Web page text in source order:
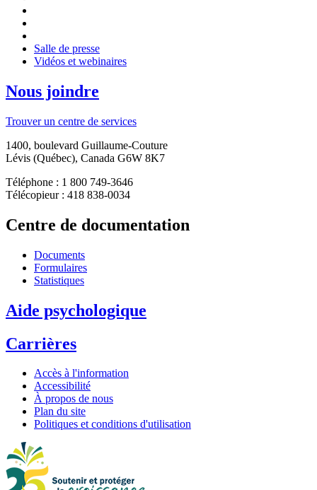
Salle de presse
Vidéos et webinaires
Nous joindre
Trouver un centre de services
1400, boulevard Guillaume-Couture
Lévis (Québec), Canada G6W 8K7
Téléphone : 1 800 749-3646
Télécopieur : 418 838-0034
Centre de documentation
Documents
Formulaires
Statistiques
Aide psychologique
Carrières
Accès à l'information
Accessibilité
À propos de nous
Plan du site
Politiques et conditions d'utilisation